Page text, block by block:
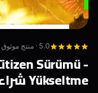
5.0 · منتج موثوق
Sürümü -
Yükseltme شراء مباشرة